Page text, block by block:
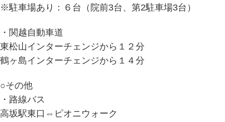
※駐車場あり：６台（院前3台、第2駐車場3台）
・関越自動車道
東松山インターチェンジから１２分
鶴ヶ島インターチェンジから１４分
○その他
・路線バス
高坂駅東口⇔ピオニウォーク